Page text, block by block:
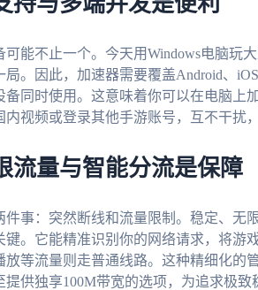
可能不止一个。今天用Windows电脑玩
局。因此，加速器需要覆盖Android、
备同时使用。这意味着你可以在电脑上
内视频或登录其他手游账号，互不干扰
流量与智能分流是保障
件事：突然断线和流量限制。稳定、无
键。它能精准识别你的网络请求，将游
放等流量则走普通线路。这种精细化的
提供独享100M带宽的选项，为追求极致